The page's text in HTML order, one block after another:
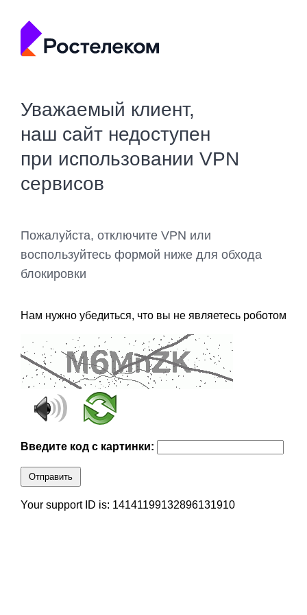
Уважаемый клиент,
наш сайт недоступен
при использовании VPN
сервисов
Пожалуйста, отключите VPN или
воспользуйтесь формой ниже для обхода
блокировки
Нам нужно убедиться, что вы не являетесь роботом
Введите код с картинки:
Отправить
Your support ID is: 14141199132896131910